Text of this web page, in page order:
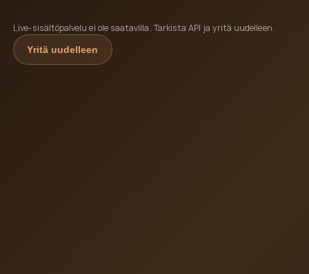
Live-sisältöpalvelu ei ole saatavilla. Tarkista API ja yritä uudelleen.
Yritä uudelleen